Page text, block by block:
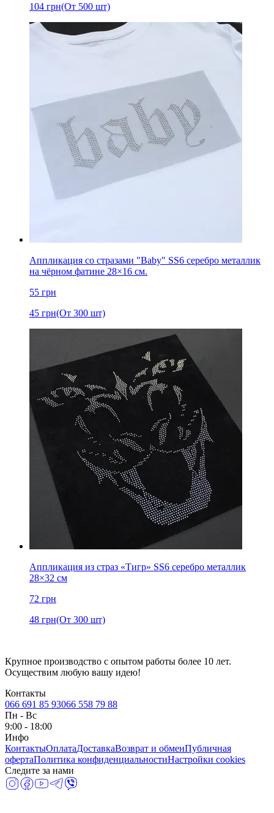
104 грн(От 500 шт)
Аппликация со стразами "Baby" SS6 серебро металлик
на чёрном фатине 28×16 см.
55 грн
45 грн(От 300 шт)
Аппликация из страз «Тигр» SS6 серебро металлик
28×32 см
72 грн
48 грн(От 300 шт)
Крупное производство с опытом работы более 10 лет.
Осуществим любую вашу идею!
Контакты
066 691 85 93066 558 79 88
Пн - Вс
9:00 - 18:00
Инфо
КонтактыОплатаДоставкаВозврат и обменПубличная
офертаПолитика конфиденциальностиНастройки cookies
Следите за нами